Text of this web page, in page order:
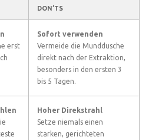
DON’TS
erst
Sofort verwenden
Vermeide die Munddusche
direkt nach der Extraktion,
besonders in den ersten 3
bis 5 Tagen.
Hoher Direkstrahl
Setze niemals einen
starken, gerichteten